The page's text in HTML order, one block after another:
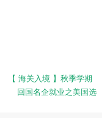
【 海关入境 】秋季学期
回国名企就业之美国选